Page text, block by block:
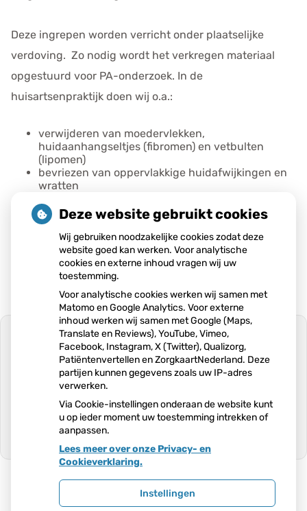
Deze ingrepen worden verricht onder plaatselijke
verdoving. Zo nodig wordt het verkregen materiaal
opgestuurd voor PA-onderzoek. In de
huisartsenpraktijk doen wij o.a.:
verwijderen van moedervlekken,
huidaanhangseltjes (fibromen) en vetbulten
(lipomen)
bevriezen van oppervlakkige huidafwijkingen en
wratten
verwijderen
ingegroeide teennagels behandelen
U heeft geen toestemming gegeven
voorexterne inhoud
te zien.
Cookie-instellingen wijzigen
Uw Zorg Online|Beheer
het
van
Deze website gebruikt cookies
Wij gebruiken noodzakelijke cookies zodat deze
website goed kan werken. Voor analytische
cookies en externe inhoud vragen wij uw
toestemming.
Voor analytische cookies werken wij samen met
Matomo en Google Analytics. Voor externe
inhoud werken wij samen met Google (Maps,
Translate en Reviews), YouTube, Vimeo,
Facebook, Instagram, X (Twitter), Qualizorg,
Patiëntenvertellen en ZorgkaartNederland. Deze
partijen kunnen gegevens zoals uw IP-adres
verwerken.
Via Cookie-instellingen onderaan de website kunt
u op ieder moment uw toestemming intrekken of
aanpassen.
Lees meer over onze Privacy- en
Cookieverklaring.
Instellingen